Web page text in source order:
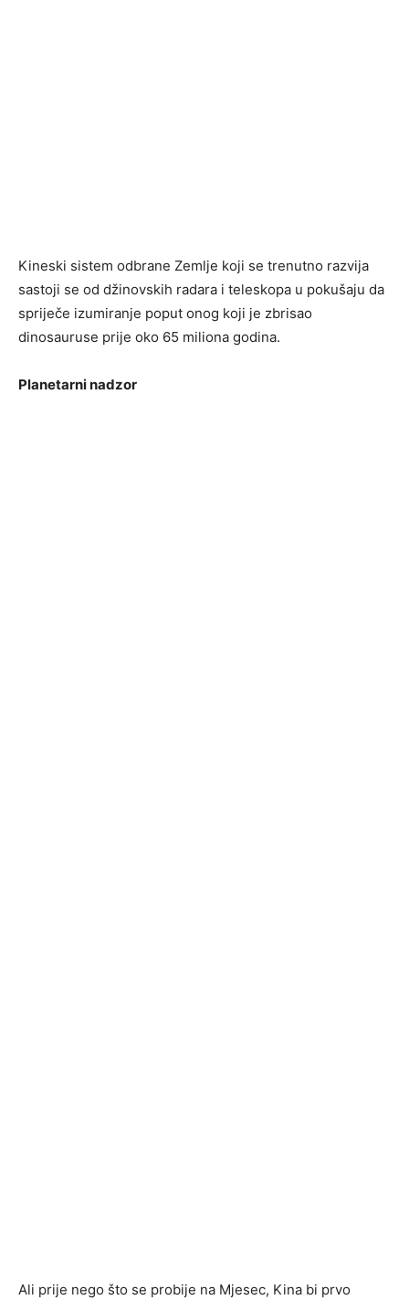
Kineski sistem odbrane Zemlje koji se trenutno razvija
sastoji se od džinovskih radara i teleskopa u pokušaju da
spriječe izumiranje poput onog koji je zbrisao
dinosauruse prije oko 65 miliona godina.
Planetarni nadzor
Ali prije nego što se probije na Mjesec, Kina bi prvo